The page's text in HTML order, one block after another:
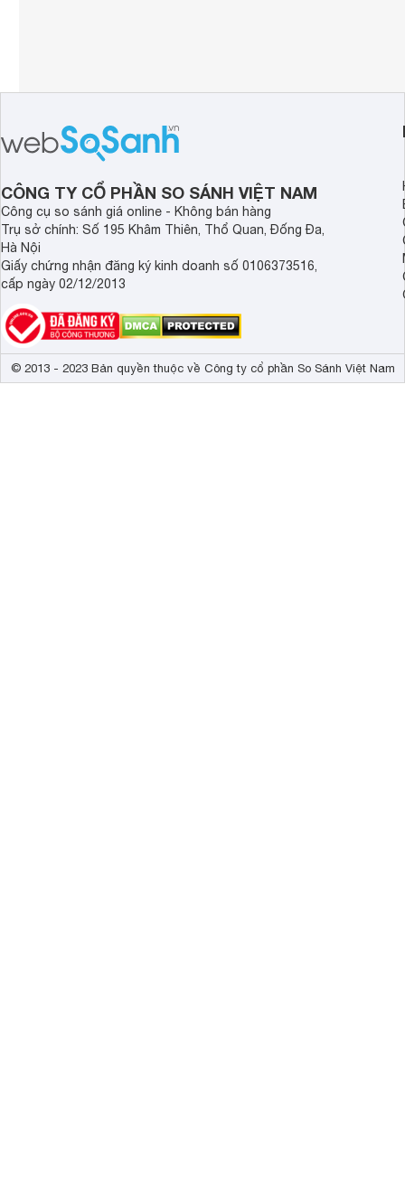
CÔNG TY CỔ PHẦN SO SÁNH VIỆT NAM
Công cụ so sánh giá online - Không bán hàng
Trụ sở chính: Số 195 Khâm Thiên, Thổ Quan, Đống Đa,
Hà Nội
Giấy chứng nhận đăng ký kinh doanh số 0106373516,
cấp ngày 02/12/2013
© 2013 - 2023 Bản quyền thuộc về Công ty cổ phần So Sánh Việt Nam